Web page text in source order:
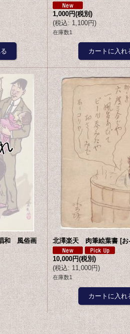
1,000円(税別)
(税込: 1,100円)
在庫数1
和 風俗画
北澤楽天 肉筆絵葉書 [お
10,000円(税別)
(税込: 11,000円)
在庫数1